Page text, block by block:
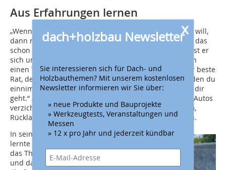
Aus Erfahrungen lernen
„Wenn sich jemand im Handwerk selbständig machen will,
dann rate ich Folgendes: Suchen Sie sich Freunde, die das
schon mal gemacht haben“, sagt Reuter. Eigentlich lässt er
sich ungern Ratschläge geben, aber er erinnert sich an
einen Tipp, für den er bis heute sehr dankbar ist: „Der beste
Rat, den ich mal bekommen habe, ist: Für jeden Euro den du
einnimmst, legst du 60 Cent auf Seite. Egal, wie gut es dir
geht.“ Auf Statussymbole wie teure Uhren oder Luxus-Autos
verzichte er gerne, erklärt Reuter. Wichtiger sei es ihm,
Rücklagen für Notfälle oder schlechte Zeiten zu bilden.
In seiner jungen Laufbahn
lernte er bereits viel über
das Thema Betriebsklima
und darüber, was es heißt,
x
dach+holzbau Newsletter
Sie interessieren sich für Dach- und
Holzbauthemen? Mit unserem kostenlosen
Newsletter informieren wir Sie über:
» neue Produkte und Bauprojekte
» Werkzeugtests, Veranstaltungen und
Messen
» 12 x pro Jahr und jederzeit kündbar